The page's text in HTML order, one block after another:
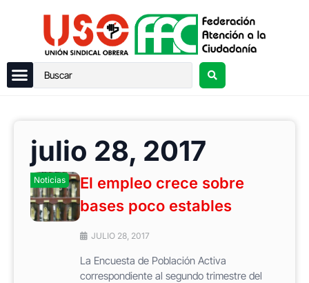
julio 28, 2017
Noticias
El empleo crece sobre
bases poco estables
JULIO 28, 2017
La Encuesta de Población Activa
correspondiente al segundo trimestre del